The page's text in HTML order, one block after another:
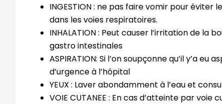
INGESTION : ne pas faire vomir pour éviter
dans les voies respiratoires.
INHALATION : Peut causer l’irritation de la
gastro intestinales
ASPIRATION: Si l’on soupçonne qu’il y’a
d’urgence à l’hôpital
YEUX : Laver abondamment à l’eau et
VOIE CUTANEE : En cas d’atteinte par